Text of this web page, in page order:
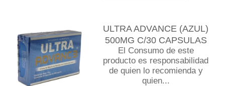
ULTRA ADVANCE (AZUL)
500MG C/30 CAPSULAS
El Consumo de este
producto es responsabilidad
de quien lo recomienda y
quien...